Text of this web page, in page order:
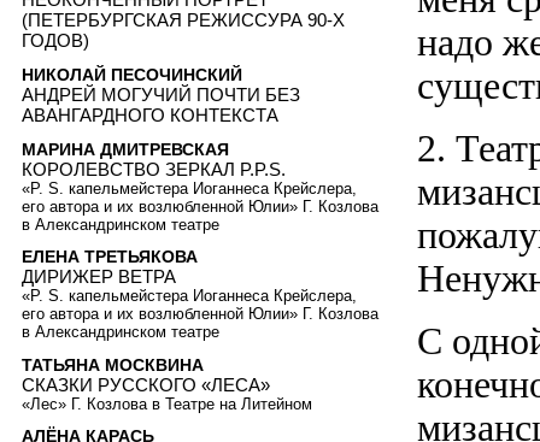
надо
2.
С
(ПЕТЕРБУРГСКАЯ РЕЖИССУРА 90-Х
ГОДОВ)
НИКОЛАЙ ПЕСОЧИНСКИЙ
АНДРЕЙ МОГУЧИЙ ПОЧТИ БЕЗ
АВАНГАРДНОГО КОНТЕКСТА
МАРИНА ДМИТРЕВСКАЯ
КОРОЛЕВСТВО ЗЕРКАЛ P.P.S.
«P. S. капельмейстера Иоганнеса Крейслера,
его автора и их возлюбленной Юлии» Г. Козлова
в Александринском театре
ЕЛЕНА ТРЕТЬЯКОВА
ДИРИЖЕР ВЕТРА
«P. S. капельмейстера Иоганнеса Крейслера,
его автора и их возлюбленной Юлии» Г. Козлова
в Александринском театре
ТАТЬЯНА МОСКВИНА
СКАЗКИ РУССКОГО «ЛЕСА»
«Лес» Г. Козлова в Театре на Литейном
АЛЁНА КАРАСЬ